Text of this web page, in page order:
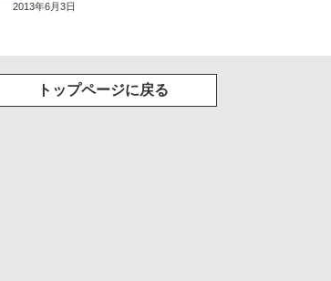
2013年6月3日
トップページに戻る